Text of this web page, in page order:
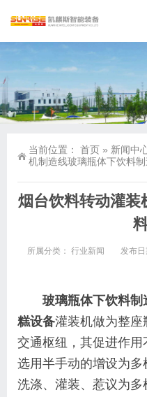
当前位置： 首页 » 新闻中
机制造线玻璃瓶体下饮料制
烟台饮料转动灌装
所属分类： 行业新闻 发布
玻璃瓶体下饮料
糕设备灌装机做为整
交通枢纽，其促进作
选用半手动的增设为
洗涤、灌装、惹议为